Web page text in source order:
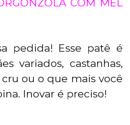
COM MEL
pedida! Esse patê é
variados, castanhas,
ou o que mais você
Inovar é preciso!